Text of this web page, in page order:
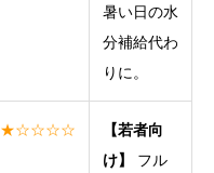
暑い日の水
分補給代わ
りに。
★☆☆☆☆
【若者向
け】
フル